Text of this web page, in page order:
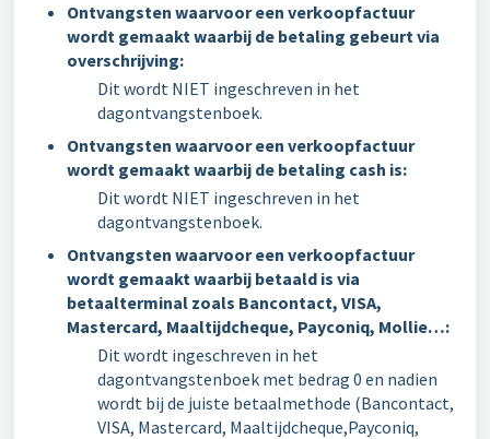
Ontvangsten waarvoor een verkoopfactuur
wordt gemaakt waarbij de betaling gebeurt via
overschrijving:
Dit wordt NIET ingeschreven in het
dagontvangstenboek.
Ontvangsten waarvoor een verkoopfactuur
wordt gemaakt waarbij de betaling cash is:
Dit wordt NIET ingeschreven in het
dagontvangstenboek.
Ontvangsten waarvoor een verkoopfactuur
wordt gemaakt waarbij betaald is via
betaalterminal zoals Bancontact, VISA,
Mastercard, Maaltijdcheque, Payconiq, Mollie…:
Dit wordt ingeschreven in het
dagontvangstenboek met bedrag 0 en nadien
wordt bij de juiste betaalmethode (Bancontact,
VISA, Mastercard, Maaltijdcheque,Payconiq,